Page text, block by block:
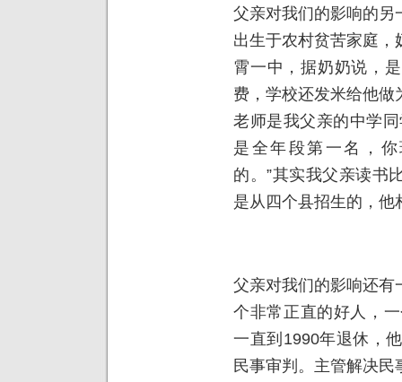
父亲对我们的影响的另
出生于农村贫苦家庭
霄一中，据奶奶说，
费，学校还发米给他
老师是我父亲的中学
是全年段第一名，
的。”其实我父亲读书
是从四个县招生的，
父亲对我们的影响还有
个非常正直的好人，
一直到1990年退休，
民事审判。主管解决